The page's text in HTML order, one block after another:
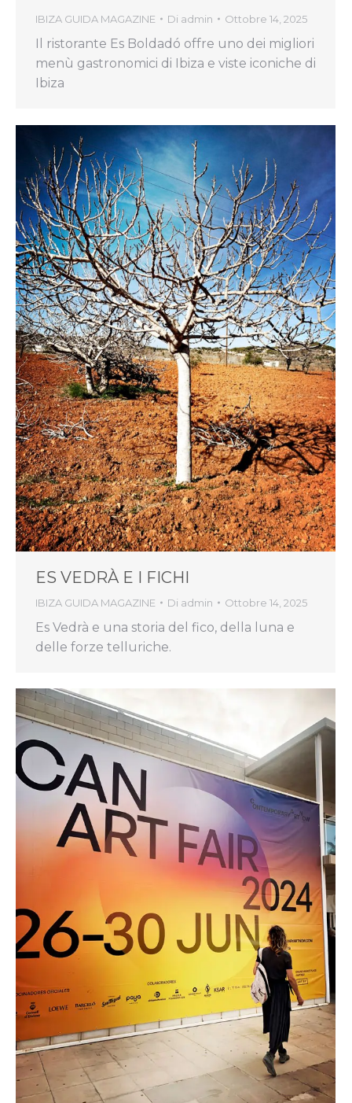
IBIZA GUIDA MAGAZINE Di admin Ottobre 14, 2025
Il ristorante Es Boldadó offre uno dei migliori
menù gastronomici di Ibiza e viste iconiche di
Ibiza
ES VEDRÀ E I FICHI
IBIZA GUIDA MAGAZINE Di admin Ottobre 14, 2025
Es Vedrà e una storia del fico, della luna e
delle forze telluriche.